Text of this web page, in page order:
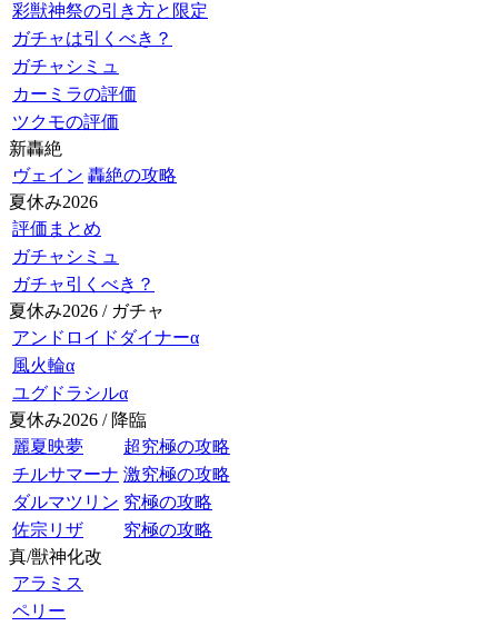
彩獣神祭の引き方と限定
ガチャは引くべき？
ガチャシミュ
カーミラの評価
ツクモの評価
新轟絶
ヴェイン 轟絶の攻略
夏休み2026
評価まとめ
ガチャシミュ
ガチャ引くべき？
夏休み2026 / ガチャ
アンドロイドダイナーα
風火輪α
ユグドラシルα
夏休み2026 / 降臨
麗夏映夢
超究極の攻略
チルサマーナ 激究極の攻略
ダルマツリン 究極の攻略
佐宗リザ
究極の攻略
真/獣神化改
アラミス
ペリー